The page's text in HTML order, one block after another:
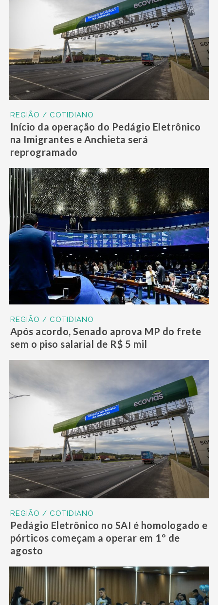
REGIÃO / COTIDIANO
Início da operação do Pedágio Eletrônico
na Imigrantes e Anchieta será
reprogramado
REGIÃO / COTIDIANO
Após acordo, Senado aprova MP do frete
sem o piso salarial de R$ 5 mil
REGIÃO / COTIDIANO
Pedágio Eletrônico no SAI é homologado e
pórticos começam a operar em 1º de
agosto